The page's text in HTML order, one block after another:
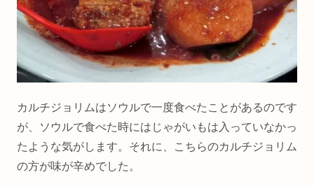
カルチジョリムはソウルで一度食べたことがあるのです
が、ソウルで食べた時にはじゃがいもは入っていなかっ
たような気がします。それに、こちらのカルチジョリム
の方が味が辛めでした。